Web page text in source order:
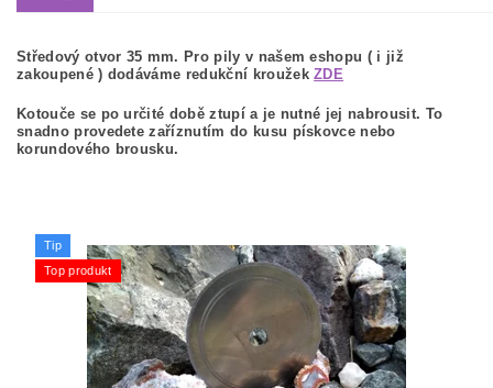
Středový otvor 35 mm. Pro pily v našem eshopu ( i již
zakoupené ) dodáváme redukční kroužekZDE
Kotouče se po určité době ztupí a je nutné jej nabrousit. To
snadno provedete zaříznutím do kusu pískovce nebo
korundového brousku.
Tip
Top produkt